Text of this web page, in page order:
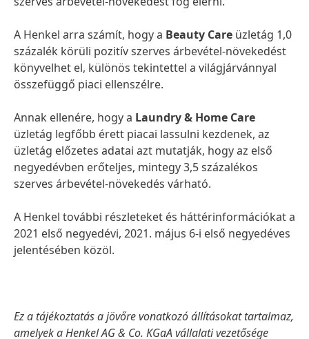
A Henkel arra számít, hogy a Beauty Care üzletág 1,0
százalék körüli pozitív szerves árbevétel-növekedést
könyvelhet el, különös tekintettel a világjárvánnyal
összefüggő piaci ellenszélre.
Annak ellenére, hogy a Laundry & Home Care
üzletág legfőbb érett piacai lassulni kezdenek, az
üzletág előzetes adatai azt mutatják, hogy az első
negyedévben erőteljes, mintegy 3,5 százalékos
szerves árbevétel-növekedés várható.
A Henkel további részleteket és háttérinformációkat a
2021 első negyedévi, 2021. május 6-i első negyedéves
jelentésében közöl.
Ez a tájékoztatás a jövőre vonatkozó állításokat tartalmaz,
amelyek a Henkel AG & Co. KGaA vállalati vezetősége